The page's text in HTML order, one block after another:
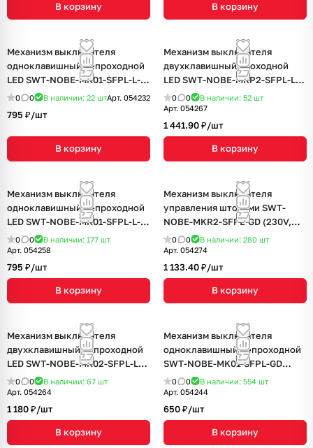
В корзину В корзину
Механизм выключателя
одноклавишный непроходной
LED SWT-NOBE-MK01-SFPL-L-
WH (230V, 10A) (Arlight, Белый
0 0 В наличии: 22 штАрт. 054232
795 ₽/шт
В корзину
Механизм выключателя
двухклавишный проходной
LED SWT-NOBE-MKP2-SFPL-L-
BK (230V, 10A) (Arlight, Черный
оникс)
0 0 В наличии: 52 шт
Арт. 054267
1 441.90 ₽/шт
В корзину
Механизм выключателя
одноклавишный непроходной
LED SWT-NOBE-MK01-SFPL-L-
BK (230V, 10A) (Arlight, Черный
оникс)
0 0 В наличии: 177 шт
Арт. 054258
795 ₽/шт
В корзину
Механизм выключателя
управления шторами SWT-
NOBE-MKR2-SFPL-GD (230V,
10A) (Arlight, Золотой песок)
0 0 В наличии: 280 шт
Арт. 054274
1 133.40 ₽/шт
В корзину
Механизм выключателя
двухклавишный непроходной
LED SWT-NOBE-MK02-SFPL-L-
BK (230V, 10A) (Arlight, Черный
оникс)
0 0 В наличии: 67 шт
Арт. 054264
1 180 ₽/шт
В корзину
Механизм выключателя
одноклавишный непроходной
SWT-NOBE-MK01-SFPL-GD
(230V, 10A) (Arlight, Золотой
песок)
0 0 В наличии: 554 шт
Арт. 054244
650 ₽/шт
В корзину